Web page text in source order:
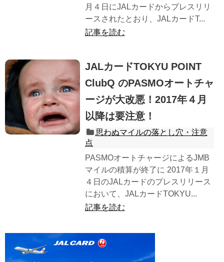
月４日にJALカードからプレスリリ
ースされたとおり、JALカードT...
記事を読む
JALカードTOKYU POINT
ClubQ のPASMOオートチャ
ージが大改悪！2017年４月
以降は要注意！
思わぬマイルの落とし穴・注意
点
PASMOオートチャージによるJMB
マイルの積算が終了に 2017年１月
４日のJALカードのプレスリリース
において、JALカードTOKYU...
記事を読む